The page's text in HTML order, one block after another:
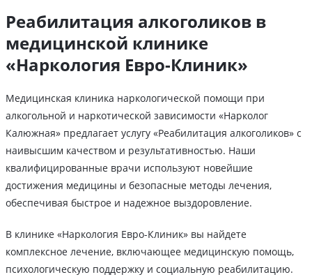
Реабилитация алкоголиков в
медицинской клинике
«Наркология Евро-Клиник»
Медицинская клиника наркологической помощи при
алкогольной и наркотической зависимости «Нарколог
Калюжная» предлагает услугу «Реабилитация алкоголиков» с
наивысшим качеством и результативностью. Наши
квалифицированные врачи используют новейшие
достижения медицины и безопасные методы лечения,
обеспечивая быстрое и надежное выздоровление.
В клинике «Наркология Евро-Клиник» вы найдете
комплексное лечение, включающее медицинскую помощь,
психологическую поддержку и социальную реабилитацию.